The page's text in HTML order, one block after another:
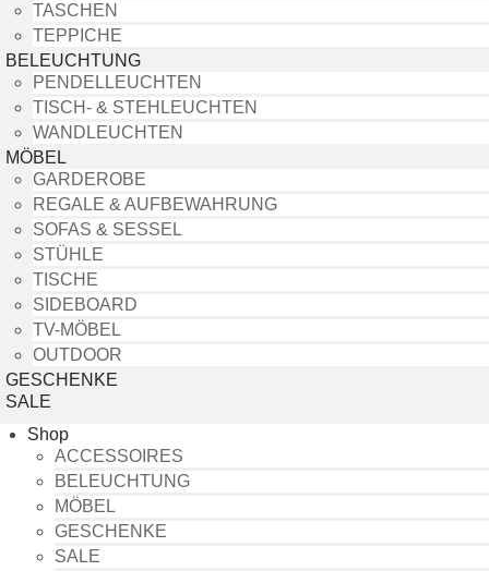
TASCHEN
TEPPICHE
BELEUCHTUNG
PENDELLEUCHTEN
TISCH- & STEHLEUCHTEN
WANDLEUCHTEN
MÖBEL
GARDEROBE
REGALE & AUFBEWAHRUNG
SOFAS & SESSEL
STÜHLE
TISCHE
SIDEBOARD
TV-MÖBEL
OUTDOOR
GESCHENKE
SALE
Shop
ACCESSOIRES
BELEUCHTUNG
MÖBEL
GESCHENKE
SALE